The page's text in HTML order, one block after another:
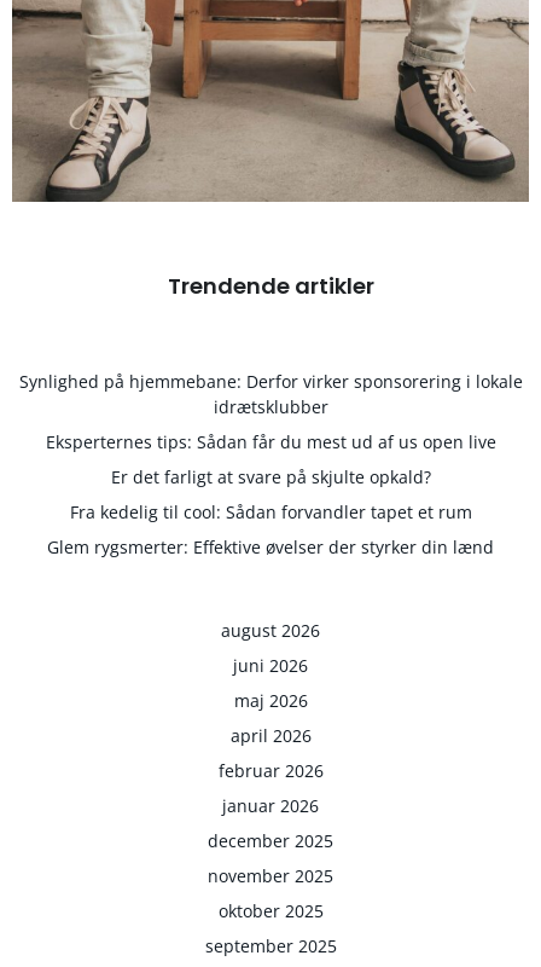
Trendende artikler
Synlighed på hjemmebane: Derfor virker sponsorering i lokale
idrætsklubber
Eksperternes tips: Sådan får du mest ud af us open live
Er det farligt at svare på skjulte opkald?
Fra kedelig til cool: Sådan forvandler tapet et rum
Glem rygsmerter: Effektive øvelser der styrker din lænd
august 2026
juni 2026
maj 2026
april 2026
februar 2026
januar 2026
december 2025
november 2025
oktober 2025
september 2025